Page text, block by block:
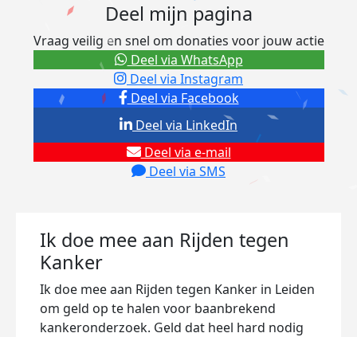
Deel mijn pagina
Vraag veilig en snel om donaties voor jouw actie
Deel via Facebook
Deel via Instagram
Deel via e-mail
Deel via SMS
Deel via LinkedIn
Deel via WhatsApp
Ik doe mee aan Rijden tegen
Kanker
Ik doe mee aan Rijden tegen Kanker in Leiden
om geld op te halen voor baanbrekend
kankeronderzoek. Geld dat heel hard nodig